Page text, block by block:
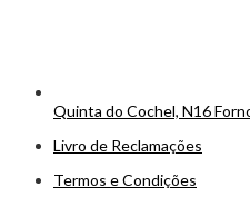
Quinta do Cochel, N16
Livro de Reclamações
Termos e Condições